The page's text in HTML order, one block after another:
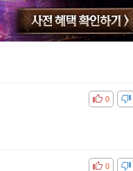
비공감
0
비공감
0